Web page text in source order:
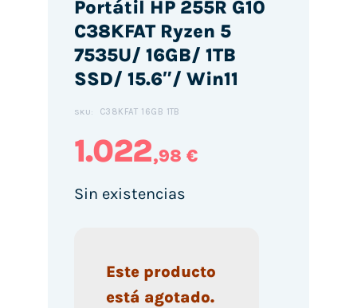
Portátil HP 255R G10
C38KFAT Ryzen 5
7535U/ 16GB/ 1TB
SSD/ 15.6″/ Win11
SKU: C38KFAT 16GB 1TB
1.022,98 €
Sin existencias
Este producto
está agotado.